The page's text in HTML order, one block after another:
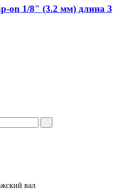
on 1/8" (3.2 мм) длина 3
вал